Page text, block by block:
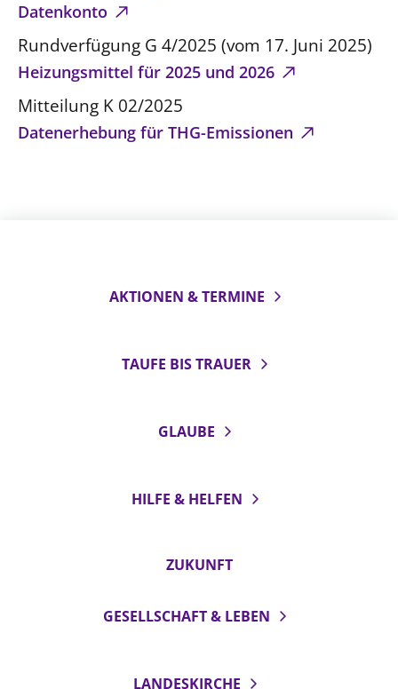
Datenkonto
Rundverfügung G 4/2025 (vom 17. Juni 2025)
Heizungsmittel für 2025 und 2026
Mitteilung K 02/2025
Datenerhebung für THG-Emissionen
AKTIONEN & TERMINE
TAUFE BIS TRAUER
GLAUBE
HILFE & HELFEN
ZUKUNFT
GESELLSCHAFT & LEBEN
LANDESKIRCHE